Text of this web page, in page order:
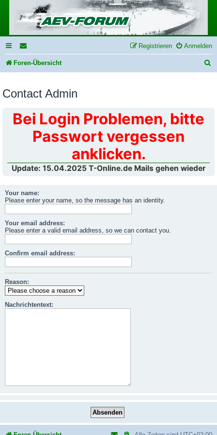
Anmelden
Registrieren
Foren-Übersicht
Contact Admin
Bei Login Problemen, bitte
Passwort vergessen
anklicken.
Update: 15.04.2025 T-Online.de Mails gehen wieder
Your name:
Please enter your name, so the message has an identity.
Your email address:
Please enter a valid email address, so we can contact you.
Confirm email address:
Reason:
Nachrichtentext: